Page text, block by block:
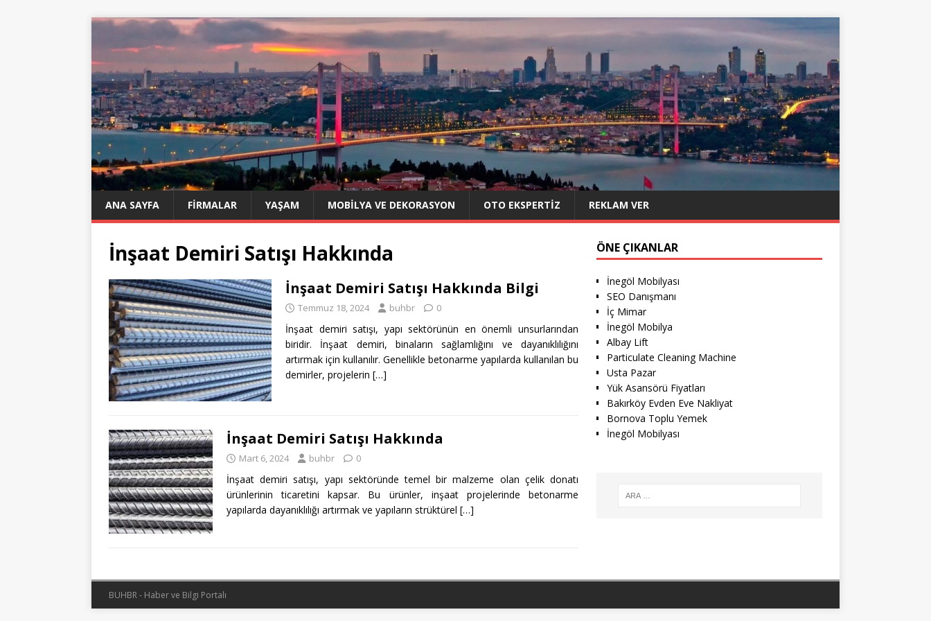
ANA SAYFA FIRMALAR YAŞAM MOBILYA VE DEKORASYON OTO EKSPERTIZ REKLAM VER
İnşaat Demiri Satışı Hakkında
İnşaat Demiri Satışı Hakkında Bilgi
Temmuz 18, 2024 buhbr 0
İnşaat demiri satışı, yapı sektörünün en önemli unsurlarından
biridir. İnşaat demiri, binaların sağlamlığını ve dayanıklılığını
artırmak için kullanılır. Genellikle betonarme yapılarda kullanılan bu
demirler, projelerin […]
İnşaat Demiri Satışı Hakkında
Mart 6, 2024 buhbr 0
İnşaat demiri satışı, yapı sektöründe temel bir malzeme olan çelik donatı
ürünlerinin ticaretini kapsar. Bu ürünler, inşaat projelerinde betonarme
yapılarda dayanıklılığı artırmak ve yapıların strüktürel […]
ÖNE ÇIKANLAR
İnegöl Mobilyası
SEO Danışmanı
İç Mimar
İnegöl Mobilya
Albay Lift
Particulate Cleaning Machine
Usta Pazar
Yük Asansörü Fiyatları
Bakırköy Evden Eve Nakliyat
Bornova Toplu Yemek
İnegöl Mobilyası
BUHBR - Haber ve Bilgi Portalı